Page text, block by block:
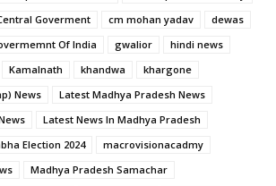
Goverment cm mohan yadav
dewas
Of India gwalior
hindi news
Kamalnath khandwa
khargone
News
Latest Madhya Pradesh News
Latest News In Madhya Pradesh
Election 2024
macrovisionacadmy
Madhya Pradesh Samachar